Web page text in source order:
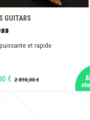
GUITARS
et rapide
€